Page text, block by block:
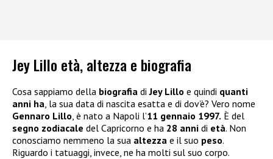
Jey Lillo età, altezza e biografia
Cosa sappiamo della biografia diJey Lillo e quindi quanti
anni ha , la sua data di nascita esatta e di dov’è? Vero nome
Gennaro Lillo , è nato a Napoli l’11 gennaio 1997. È del
segno zodiacale del Capricorno e ha 28 anni di età. Non
conosciamo nemmeno la sua altezza e il suo peso.
Riguardo i tatuaggi, invece, ne ha molti sul suo corpo.